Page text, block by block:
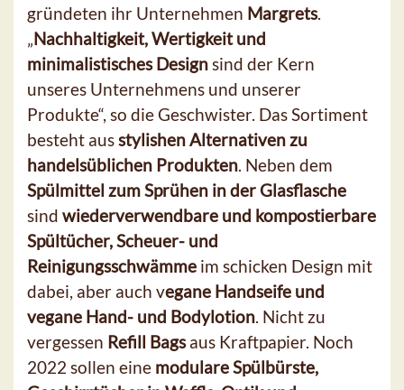
gründeten ihr Unternehmen Margrets.
„Nachhaltigkeit, Wertigkeit und
minimalistisches Designsind der Kern
unseres Unternehmens und unserer
Produkte“, so die Geschwister. Das Sortiment
besteht ausstylishen Alternativen zu
handelsüblichen Produkten. Neben dem
Spülmittel zum Sprühen in der Glasflasche
sind wiederverwendbare und kompostierbare
Spültücher, Scheuer- und
Reinigungsschwämme im schicken Design mit
dabei, aber auch vegane Handseife und
vegane Hand- und Bodylotion. Nicht zu
vergessen Refill Bagsaus Kraftpapier. Noch
2022 sollen eine modulare Spülbürste,